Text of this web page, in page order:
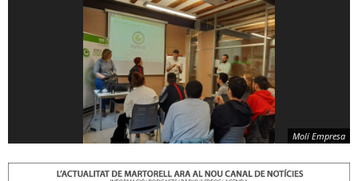
Molí Empresa